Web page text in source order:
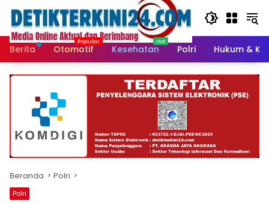
Langsung
konten
Berita
Otomotif Kesehatan Polri Hukum &
Beranda Polri
Polri